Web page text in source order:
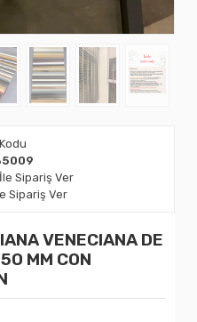
Sipariş Ver
Sipariş Ver
VENECIANA DE
MM CON